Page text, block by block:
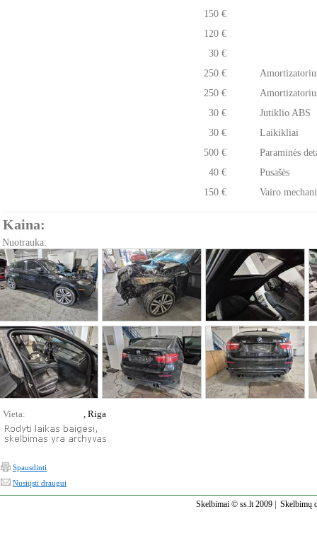
150 €
120 €
30 €
250 €
250 €
30 €
30 €
500 €
40 €
150 €
Jutiklio ABS
Laikikliai
Paraminės
Pusašės
Vairo
Kaina:
Nuotrauka:
Vieta: , Riga
Spausdinti
Nusiųsti draugui
Skelbimai © ss.lt 2009 | Skelbimų